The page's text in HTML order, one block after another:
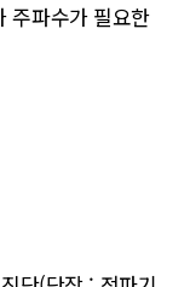
주파수가 필요한